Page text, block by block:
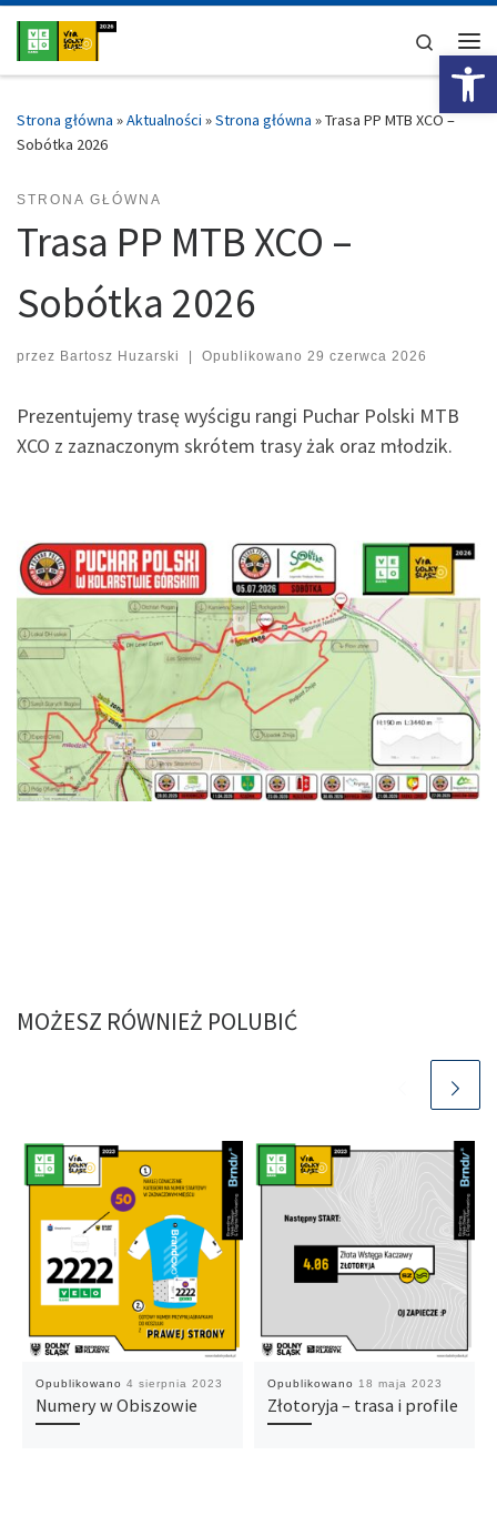
Przejdź do treści
Search
Strona główna »Aktualności »Strona główna »Trasa PP MTB XCO –
Sobótka 2026
STRONA GŁÓWNA
Trasa PP MTB XCO –
Sobótka 2026
przez Bartosz Huzarski | Opublikowano 29 czerwca 2026
Prezentujemy trasę wyścigu rangi Puchar Polski MTB
XCO z zaznaczonym skrótem trasy żak oraz młodzik.
MOŻESZ RÓWNIEŻ POLUBIĆ
Opublikowano 4 sierpnia 2023
Numery w Obiszowie
Opublikowano 18 maja 2023
Złotoryja – trasa i profile